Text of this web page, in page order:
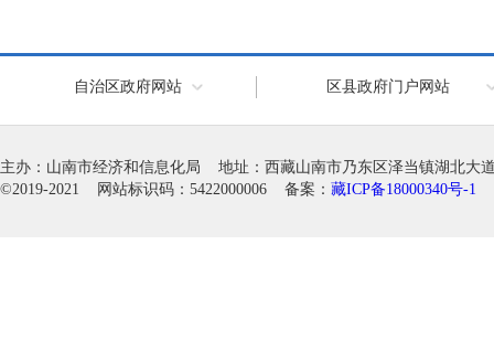
自治区政府网站 区县政府门户网站
主办：山南市经济和信息化局 地址：西藏山南市乃东区泽当镇湖北大
©2019-2021 网站标识码：5422000006 备案： 藏ICP备18000340号-1